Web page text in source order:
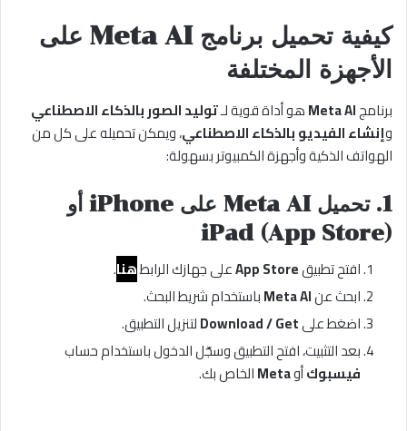
كيفية تحميل برنامج Meta AI على
الأجهزة المختلفة
برنامجMeta AIهو أداة قوية لـتوليد الصور بالذكاء الاصطناعي
وإنشاء الفيديو بالذكاء الاصطناعي، ويمكن تحميله على كل من
الهواتف الذكية وأجهزة الكمبيوتر بسهولة:
1.
تحميل Meta AI على iPhone أو
iPad (App Store)
افتح تطبيقApp Storeعلى جهازك الرابطهنا.
ابحث عنMeta AIباستخدام شريط البحث.
اضغط علىDownload / Getلتنزيل التطبيق.
بعد التثبيت، افتح التطبيق وسجّل الدخول باستخدام حساب
فيسبوكأوMetaالخاص بك.